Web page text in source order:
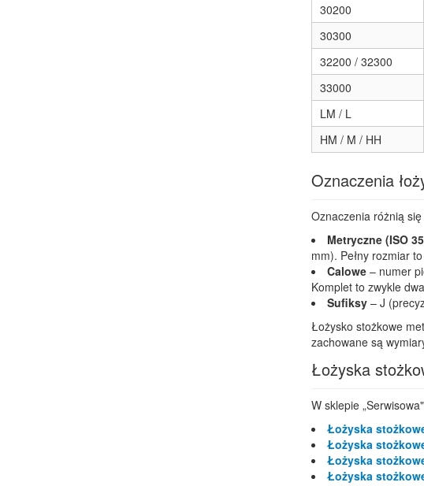
30200
30300
32200 / 32300
33000
LM / L
HM / M / HH
Oznaczenia
Oznaczenia różnią
Metryczne (ISO
mm). Pełny rozmiar
Calowe– numer
Komplet to zwykle
Sufiksy– J
Łożysko stożkowe
zachowane są
Łożyska
W sklepie
Łożyska
Łożyska
Łożyska
Łożyska